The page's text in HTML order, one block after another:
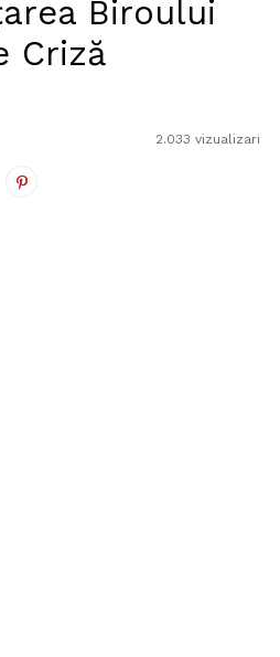
Biroului
Criză
2.033 vizualizari